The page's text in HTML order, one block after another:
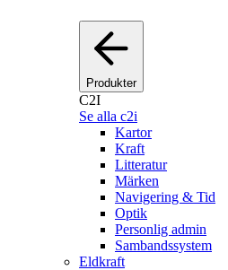
Produkter
C2I
Se alla c2i
Kartor
Kraft
Litteratur
Märken
Navigering & Tid
Optik
Personlig admin
Sambandssystem
Eldkraft